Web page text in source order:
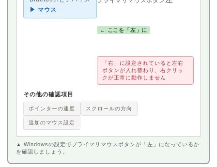
▶ マウス
← ここを「左」に
「右」に設定されていると左右
ボタンが入れ替わり、右クリッ
クが正常に動作しません
その他の確認項目
ポインターの速度 スクロールの方向
追加のマウス設定
▲ Windowsの設定でプライマリマウスボタンが「左」になっているか
を確認しましょう。